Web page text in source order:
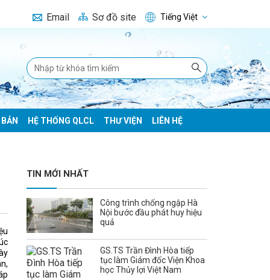
Email Sơ đồ site Tiếng Việt
HỆ THỐNG QLCL THƯ VIỆN LIÊN HỆ
TIN MỚI NHẤT
Công trình chống ngập Hà
Nội bước đầu phát huy hiệu
quả
GS.TS Trần Đình Hòa tiếp
tục làm Giám đốc Viện Khoa
học Thủy lợi Việt Nam